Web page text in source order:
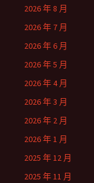
2026 年 8 月
2026 年 7 月
2026 年 6 月
2026 年 5 月
2026 年 4 月
2026 年 3 月
2026 年 2 月
2026 年 1 月
2025 年 12 月
2025 年 11 月